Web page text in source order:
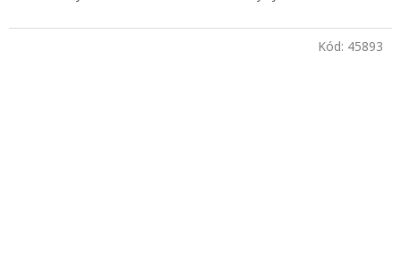
Kód: 45893